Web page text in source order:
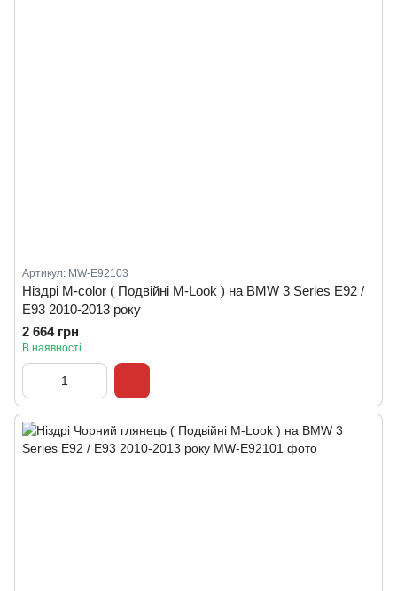
Артикул: MW-E92103
Ніздрі M-color ( Подвійні M-Look ) на BMW 3 Series E92 /
E93 2010-2013 року
2 664 грн
В наявності